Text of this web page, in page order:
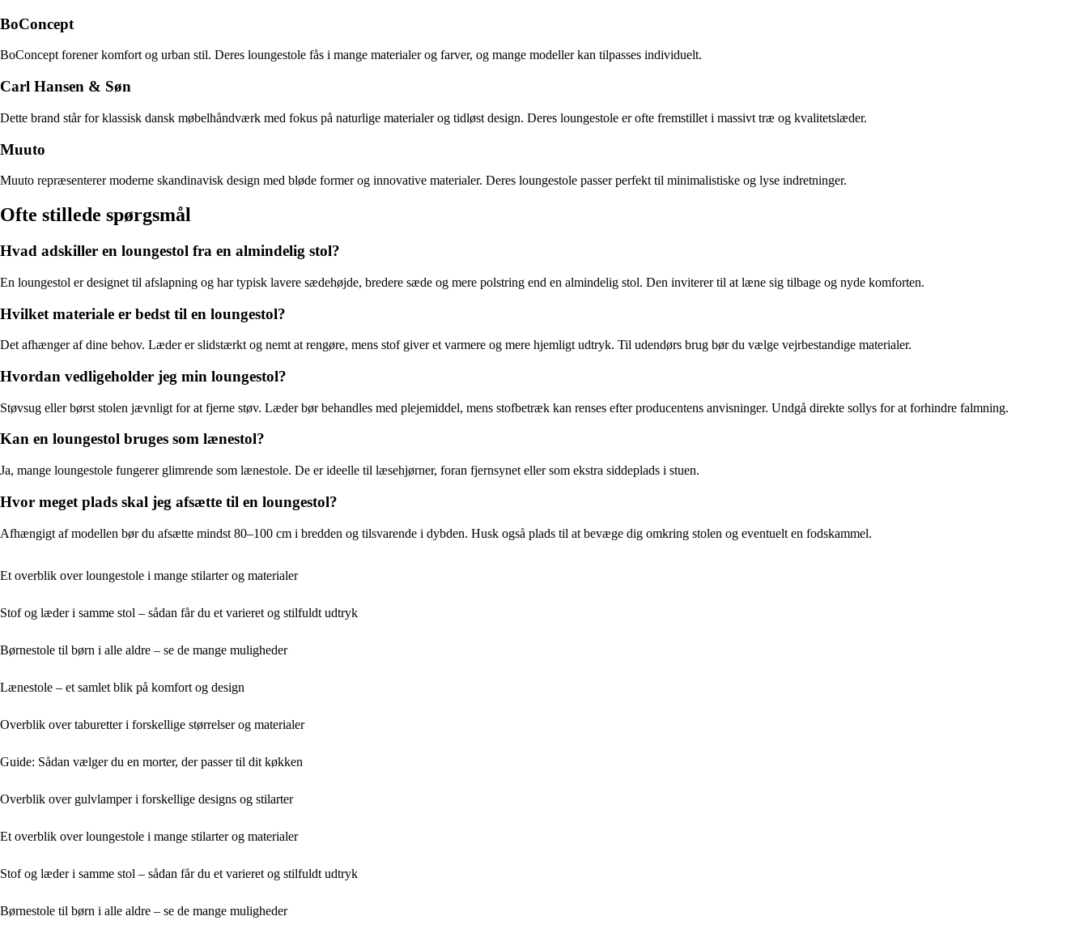
BoConcept
BoConcept forener komfort og urban stil. Deres loungestole fås i mange materialer og farver, og mange modeller kan tilpasses individuelt.
Carl Hansen & Søn
Dette brand står for klassisk dansk møbelhåndværk med fokus på naturlige materialer og tidløst design. Deres loungestole er ofte fremstillet i massivt træ og kvalitetslæder.
Muuto
Muuto repræsenterer moderne skandinavisk design med bløde former og innovative materialer. Deres loungestole passer perfekt til minimalistiske og lyse indretninger.
Ofte stillede spørgsmål
Hvad adskiller en loungestol fra en almindelig stol?
En loungestol er designet til afslapning og har typisk lavere sædehøjde, bredere sæde og mere polstring end en almindelig stol. Den inviterer til at læne sig tilbage og nyde komforten.
Hvilket materiale er bedst til en loungestol?
Det afhænger af dine behov. Læder er slidstærkt og nemt at rengøre, mens stof giver et varmere og mere hjemligt udtryk. Til udendørs brug bør du vælge vejrbestandige materialer.
Hvordan vedligeholder jeg min loungestol?
Støvsug eller børst stolen jævnligt for at fjerne støv. Læder bør behandles med plejemiddel, mens stofbetræk kan renses efter producentens anvisninger. Undgå direkte sollys for at forhindre falmning.
Kan en loungestol bruges som lænestol?
Ja, mange loungestole fungerer glimrende som lænestole. De er ideelle til læsehjørner, foran fjernsynet eller som ekstra siddeplads i stuen.
Hvor meget plads skal jeg afsætte til en loungestol?
Afhængigt af modellen bør du afsætte mindst 80–100 cm i bredden og tilsvarende i dybden. Husk også plads til at bevæge dig omkring stolen og eventuelt en fodskammel.
Et overblik over loungestole i mange stilarter og materialer
Stof og læder i samme stol – sådan får du et varieret og stilfuldt udtryk
Børnestole til børn i alle aldre – se de mange muligheder
Lænestole – et samlet blik på komfort og design
Overblik over taburetter i forskellige størrelser og materialer
Guide: Sådan vælger du en morter, der passer til dit køkken
Overblik over gulvlamper i forskellige designs og stilarter
Et overblik over loungestole i mange stilarter og materialer
Stof og læder i samme stol – sådan får du et varieret og stilfuldt udtryk
Børnestole til børn i alle aldre – se de mange muligheder